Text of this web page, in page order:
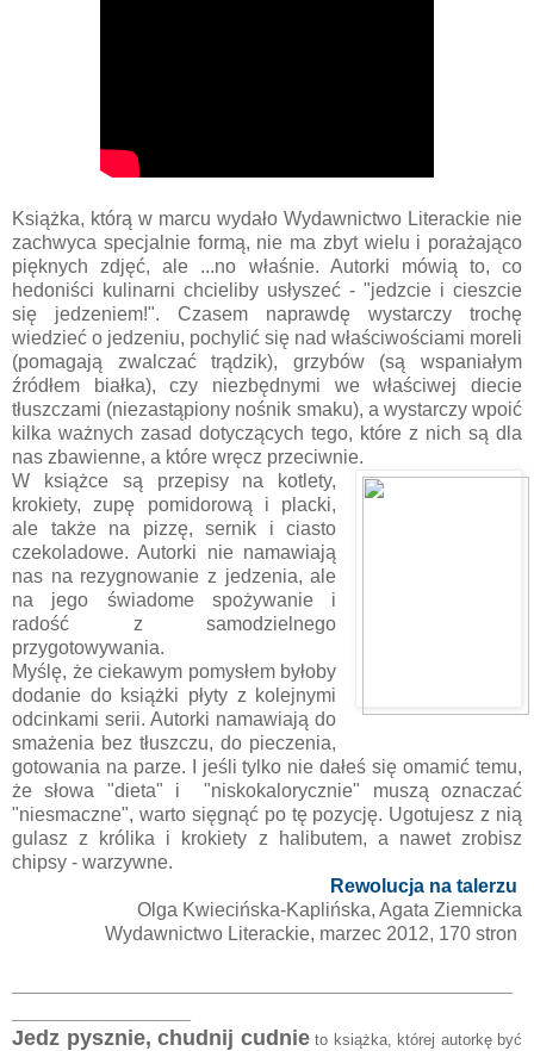
Książka, którą w marcu wydało Wydawnictwo Literackie nie
zachwyca specjalnie formą, nie ma zbyt wielu i porażająco
pięknych zdjęć, ale ...no właśnie. Autorki mówią to, co
hedoniści kulinarni chcieliby usłyszeć - "jedzcie i cieszcie
się jedzeniem!". Czasem naprawdę wystarczy trochę
wiedzieć o jedzeniu, pochylić się nad właściwościami moreli
(pomagają zwalczać trądzik), grzybów (są wspaniałym
źródłem białka), czy niezbędnymi we właściwej diecie
tłuszczami (niezastąpiony nośnik smaku), a wystarczy wpoić
kilka ważnych zasad dotyczących tego, które z nich są dla
nas zbawienne, a które wręcz przeciwnie.
W książce są przepisy na kotlety,
krokiety, zupę pomidorową i placki,
ale także na pizzę, sernik i ciasto
czekoladowe. Autorki nie namawiają
nas na rezygnowanie z jedzenia, ale
na jego świadome spożywanie i
radość z samodzielnego
przygotowywania.
Myślę, że ciekawym pomysłem byłoby
dodanie do książki płyty z kolejnymi
odcinkami serii. Autorki namawiają do
smażenia bez tłuszczu, do pieczenia,
gotowania na parze. I jeśli tylko nie dałeś się omamić temu,
że słowa "dieta" i "niskokalorycznie" muszą oznaczać
"niesmaczne", warto sięgnąć po tę pozycję. Ugotujesz z nią
gulasz z królika i krokiety z halibutem, a nawet zrobisz
chipsy - warzywne.
Rewolucja na talerzu
Olga Kwiecińska-Kaplińska, Agata Ziemnicka
Wydawnictwo Literackie, marzec 2012, 170 stron
Jedz pysznie, chudnij cudnieto książka, której autorkę być